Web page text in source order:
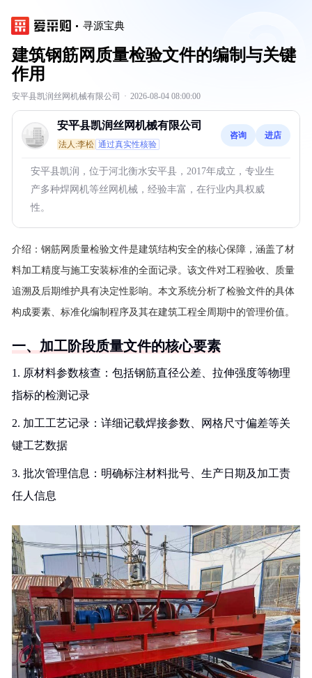
寻源宝典
建筑钢筋网质量检验文件的编制与关键
作用
安平县凯润丝网机械有限公司 · 2026-08-04 08:00:00
安平县凯润丝网机械有限公司
法人:李松 通过真实性核验
咨询 进店
安平县凯润，位于河北衡水安平县，2017年成立，专业生
产多种焊网机等丝网机械，经验丰富，在行业内具权威
性。
介绍： 钢筋网质量检验文件是建筑结构安全的核心保障，涵盖了材
料加工精度与施工安装标准的全面记录。该文件对工程验收、质量
追溯及后期维护具有决定性影响。本文系统分析了检验文件的具体
构成要素、标准化编制程序及其在建筑工程全周期中的管理价值。
一、加工阶段质量文件的核心要素
1. 原材料参数核查：包括钢筋直径公差、拉伸强度等物理
指标的检测记录
2. 加工工艺记录：详细记载焊接参数、网格尺寸偏差等关
键工艺数据
3. 批次管理信息：明确标注材料批号、生产日期及加工责
任人信息